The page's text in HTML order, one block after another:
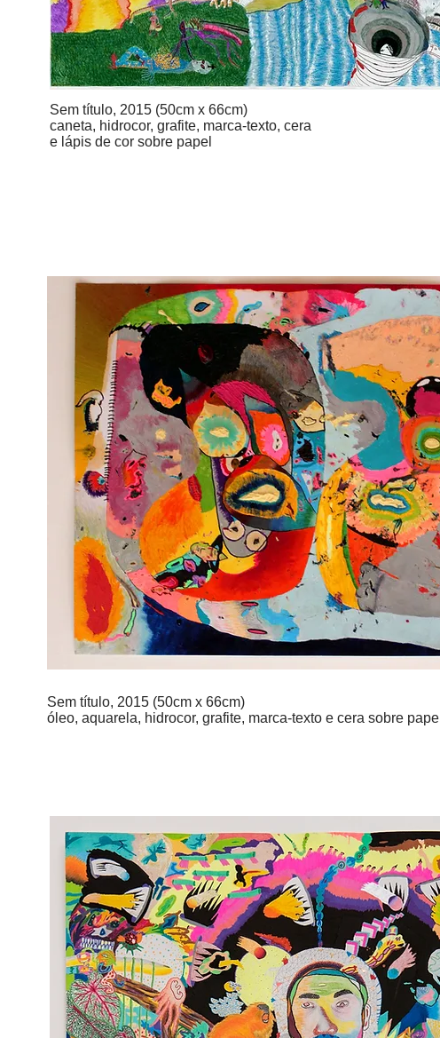
Sem título, 2015 (50cm x 66cm)
caneta, hidrocor, grafite, marca-texto, cera
e lápis de cor sobre papel
Sem título, 2015 (50cm x 66cm)
óleo, aquarela, hidrocor, grafite, marca-texto e cera sobre papel